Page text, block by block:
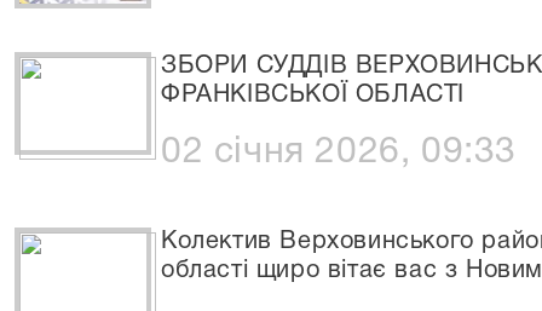
ЗБОРИ СУДДІВ
ФРАНКІВСЬКОЇ ОБЛАСТІ
02 січня 2026, 09:33
Колектив Верховинського
області щиро вітає вас з